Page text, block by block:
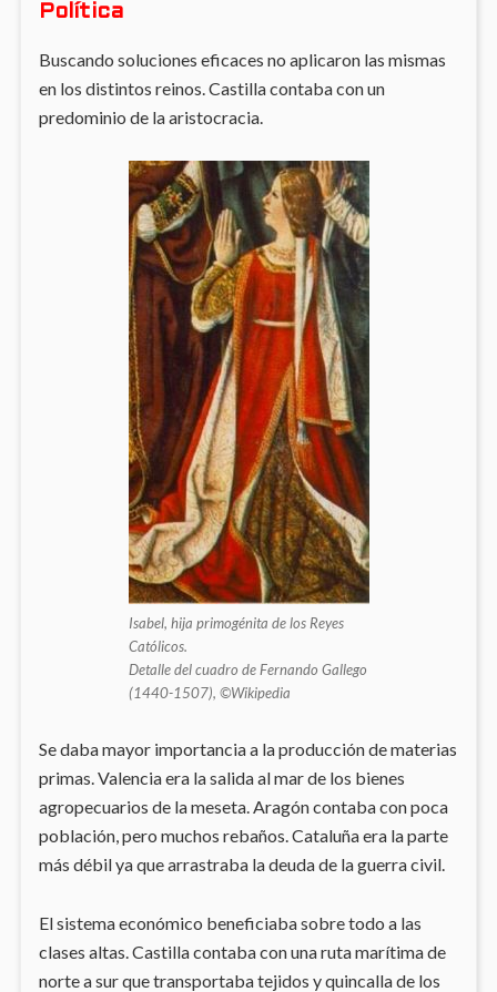
Política
Buscando soluciones eficaces no aplicaron las mismas
en los distintos reinos. Castilla contaba con un
predominio de la aristocracia.
Isabel, hija primogénita de los Reyes
Católicos.
Detalle del cuadro de Fernando Gallego
(1440-1507), ©Wikipedia
Se daba mayor importancia a la producción de materias
primas. Valencia era la salida al mar de los bienes
agropecuarios de la meseta. Aragón contaba con poca
población, pero muchos rebaños. Cataluña era la parte
más débil ya que arrastraba la deuda de la guerra civil.
El sistema económico beneficiaba sobre todo a las
clases altas. Castilla contaba con una ruta marítima de
norte a sur que transportaba tejidos y quincalla de los